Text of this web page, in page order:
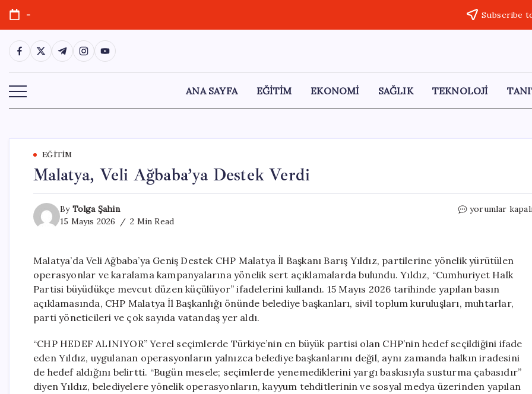
Skip
content
- Subscribe
https://www.facebook.com/
https://twitter.com/
https://t.me/
https://www.instagram.com/
https://youtube.com/
ANA SAYFA EĞİTİM EKONOMİ SAĞLIK TEKNOLOJİ
EĞITIM
Malatya, Veli Ağbaba’ya Destek Verdi
By Tolga Şahin
15 Mayıs 2026
2 Min Read
Malatya,
Verdi
için
yorumlar
Malatya’da Veli Ağbaba’ya Geniş Destek CHP Malatya İl Başkanı Barış Yıldız, partilerine yönelik yürütülen
operasyonlar ve karalama kampanyalarına yönelik sert açıklamalarda bulundu. Yıldız, “Cumhuriyet Halk
Partisi büyüdükçe mevcut düzen küçülüyor” ifadelerini kullandı. 15 Mayıs 2026 tarihinde yapılan basın
açıklamasında, CHP Malatya İl Başkanlığı önünde belediye başkanları, sivil toplum kuruluşları, muhtarlar,
parti yöneticileri ve çok sayıda vatandaş yer aldı.
“CHP HEDEF ALINIYOR” Yerel seçimlerde Türkiye’nin en büyük partisi olan CHP’nin hedef seçildiğini ifade
eden Yıldız, uygulanan operasyonların yalnızca belediye başkanlarını değil, aynı zamanda halkın iradesini
de hedef aldığını belirtti. “Bugün mesele; seçimlerde yenemediklerini yargı baskısıyla susturma çabasıdır”
diyen Yıldız, belediyelere yönelik operasyonların, kayyum tehditlerinin ve sosyal medya üzerinden yapılan